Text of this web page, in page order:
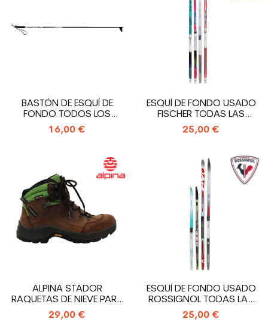
BASTÓN DE ESQUÍ DE
FONDO TODOS LOS
MODELOS NUEVOS
16,00 €
ESQUÍ DE FONDO USADO
FISCHER TODAS LAS
MARCAS +...
25,00 €
ALPINA STADOR
RAQUETAS DE NIEVE PARA
MUJER Y ZAPATO...
29,00 €
ESQUÍ DE FONDO USADO
ROSSIGNOL TODAS LAS
MARCAS +...
25,00 €